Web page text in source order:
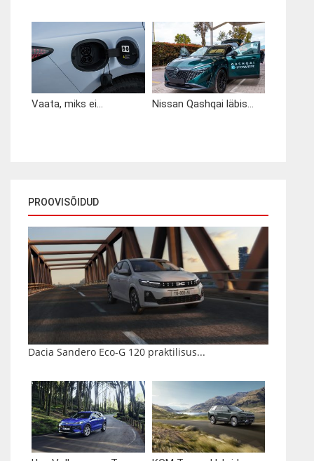
Vaata, miks ei... Nissan Qashqai läbis...
PROOVISÕIDUD
Dacia Sandero Eco-G 120 praktilisus...